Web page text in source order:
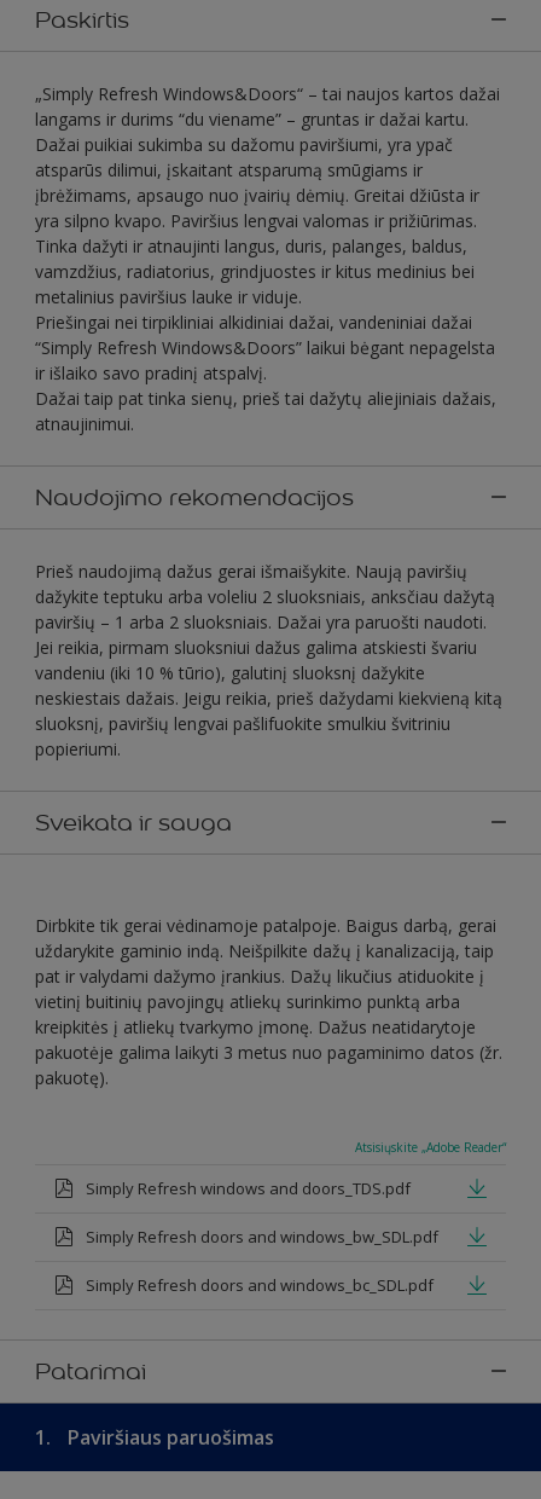
Paskirtis
„Simply Refresh Windows&Doors“ – tai naujos kartos dažai
langams ir durims “du viename” – gruntas ir dažai kartu.
Dažai puikiai sukimba su dažomu paviršiumi, yra ypač
atsparūs dilimui, įskaitant atsparumą smūgiams ir
įbrėžimams, apsaugo nuo įvairių dėmių. Greitai džiūsta ir
yra silpno kvapo. Paviršius lengvai valomas ir prižiūrimas.
Tinka dažyti ir atnaujinti langus, duris, palanges, baldus,
vamzdžius, radiatorius, grindjuostes ir kitus medinius bei
metalinius paviršius lauke ir viduje.
Priešingai nei tirpikliniai alkidiniai dažai, vandeniniai dažai
“Simply Refresh Windows&Doors” laikui bėgant nepagelsta
ir išlaiko savo pradinį atspalvį.
Dažai taip pat tinka sienų, prieš tai dažytų aliejiniais dažais,
atnaujinimui.
Naudojimo rekomendacijos
Prieš naudojimą dažus gerai išmaišykite. Naują paviršių
dažykite teptuku arba voleliu 2 sluoksniais, anksčiau dažytą
paviršių – 1 arba 2 sluoksniais. Dažai yra paruošti naudoti.
Jei reikia, pirmam sluoksniui dažus galima atskiesti švariu
vandeniu (iki 10 % tūrio), galutinį sluoksnį dažykite
neskiestais dažais. Jeigu reikia, prieš dažydami kiekvieną kitą
sluoksnį, paviršių lengvai pašlifuokite smulkiu švitriniu
popieriumi.
Sveikata ir sauga
Dirbkite tik gerai vėdinamoje patalpoje. Baigus darbą, gerai
uždarykite gaminio indą. Neišpilkite dažų į kanalizaciją, taip
pat ir valydami dažymo įrankius. Dažų likučius atiduokite į
vietinį buitinių pavojingų atliekų surinkimo punktą arba
kreipkitės į atliekų tvarkymo įmonę. Dažus neatidarytoje
pakuotėje galima laikyti 3 metus nuo pagaminimo datos (žr.
pakuotę).
Atsisiųskite „Adobe Reader“
Simply Refresh windows and doors_TDS.pdf
Simply Refresh doors and windows_bw_SDL.pdf
Simply Refresh doors and windows_bc_SDL.pdf
Patarimai
1. Paviršiaus paruošimas